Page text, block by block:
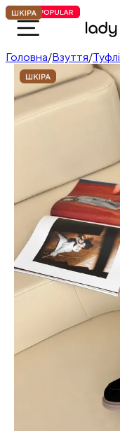
Головна/Взуття/Туфлі